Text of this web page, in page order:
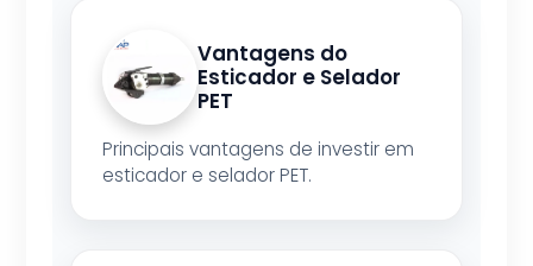
Vantagens do
Esticador e Selador
PET
Principais vantagens de investir em
esticador e selador PET.